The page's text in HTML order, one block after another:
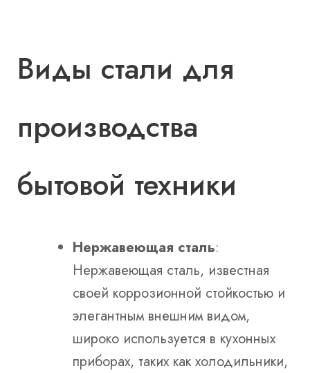
Виды стали для
производства
бытовой техники
Нержавеющая сталь:
Нержавеющая сталь, известная
своей коррозионной стойкостью и
элегантным внешним видом,
широко используется в кухонных
приборах, таких как холодильники,